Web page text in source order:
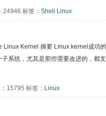
标签： Shell Linux
Linux Kernel 摘要 Linux kernel成功
系统，尤其是那些需要改进的，都
15795 标签： Linux